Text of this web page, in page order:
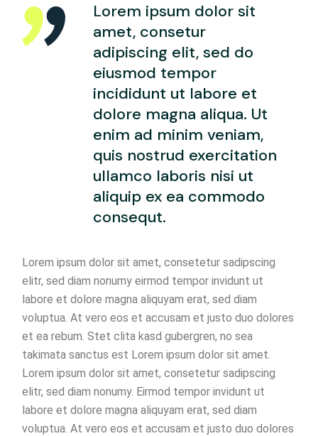
Lorem ipsum dolor sit
amet, consetur
adipiscing elit, sed do
eiusmod tempor
incididunt ut labore et
dolore magna aliqua. Ut
enim ad minim veniam,
quis nostrud exercitation
ullamco laboris nisi ut
aliquip ex ea commodo
consequt.
Lorem ipsum dolor sit amet, consetetur sadipscing
elitr, sed diam nonumy eirmod tempor invidunt ut
labore et dolore magna aliquyam erat, sed diam
voluptua. At vero eos et accusam et justo duo dolores
et ea rebum. Stet clita kasd gubergren, no sea
takimata sanctus est Lorem ipsum dolor sit amet.
Lorem ipsum dolor sit amet, consetetur sadipscing
elitr, sed diam nonumy. Eirmod tempor invidunt ut
labore et dolore magna aliquyam erat, sed diam
voluptua. At vero eos et accusam et justo duo dolores